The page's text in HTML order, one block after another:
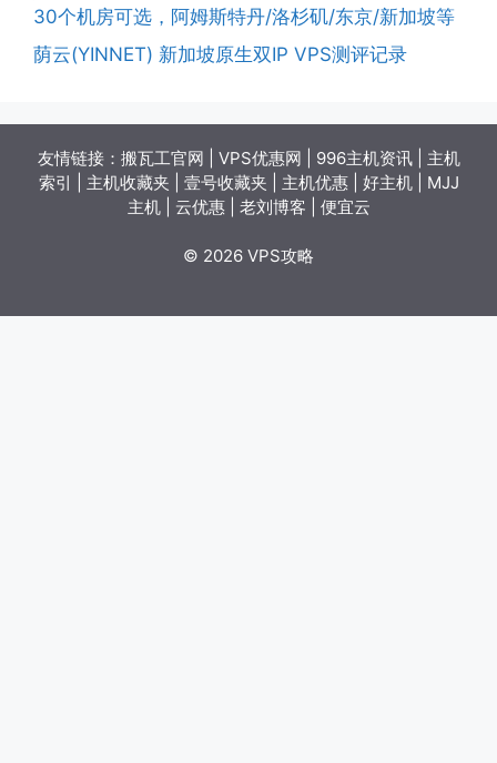
30个机房可选，阿姆斯特丹/洛杉矶/东京/新加坡等
荫云(YINNET) 新加坡原生双IP VPS测评记录
友情链接： 搬瓦工官网 VPS优惠网 996主机资讯| 主机
索引
主机收藏夹 壹号收藏夹 主机优惠| 好主机| MJJ
主机| 云优惠| 老刘博客 便宜云
© 2026 VPS攻略